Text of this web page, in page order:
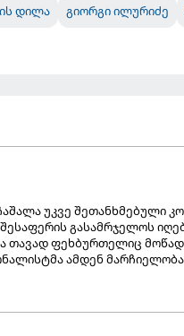
დილა გიორგი ილურიძე
უკვე შეთანხმებული
გასამრჯელოს
თავად ფეხბურთელიც
ამდენ